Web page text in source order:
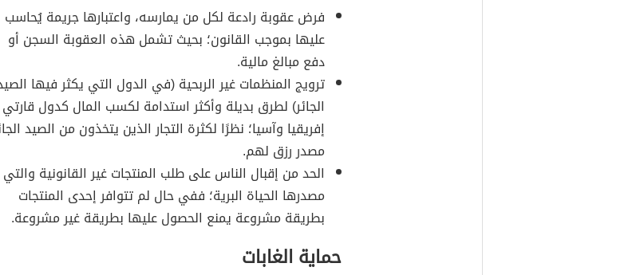
فرض عقوبة رادعة لكل من يمارسه، واعتبارها جريمة يُحاسب
عليها بموجب القانون؛ بحيث تشمل هذه العقوبة السجن أو
دفع مبالغ مالية.
ترويج المنظمات غير الربحية (في الدول التي يكثر فيها
الجائر) لطرق بديلة وأكثر استدامة لكسب المال كدول قارتي
إفريقيا وآسيا؛ نظرًا لكثرة التجار الذين يتخذون من الصيد
مصدر رزق لهم.
الحد من إقبال الناس على طلب المنتجات غير القانونية والتي
مصدرها الحياة البرية؛ ففي حال لم تتوافر إحدى المنتجات
بطريقة مشروعة يمنع الحصول عليها بطريقة غير مشروعة.
حماية الغابات